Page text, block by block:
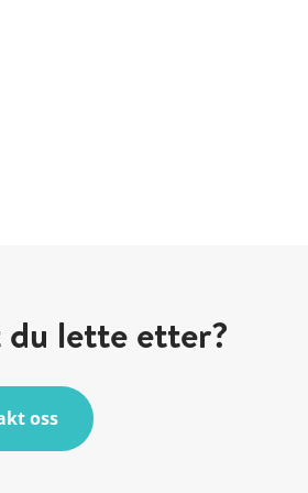
lette etter?
oss